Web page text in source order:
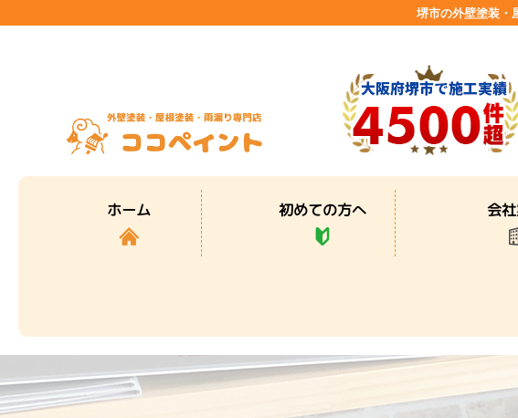
堺市の外壁塗装・
ホーム 初めての方へ 会